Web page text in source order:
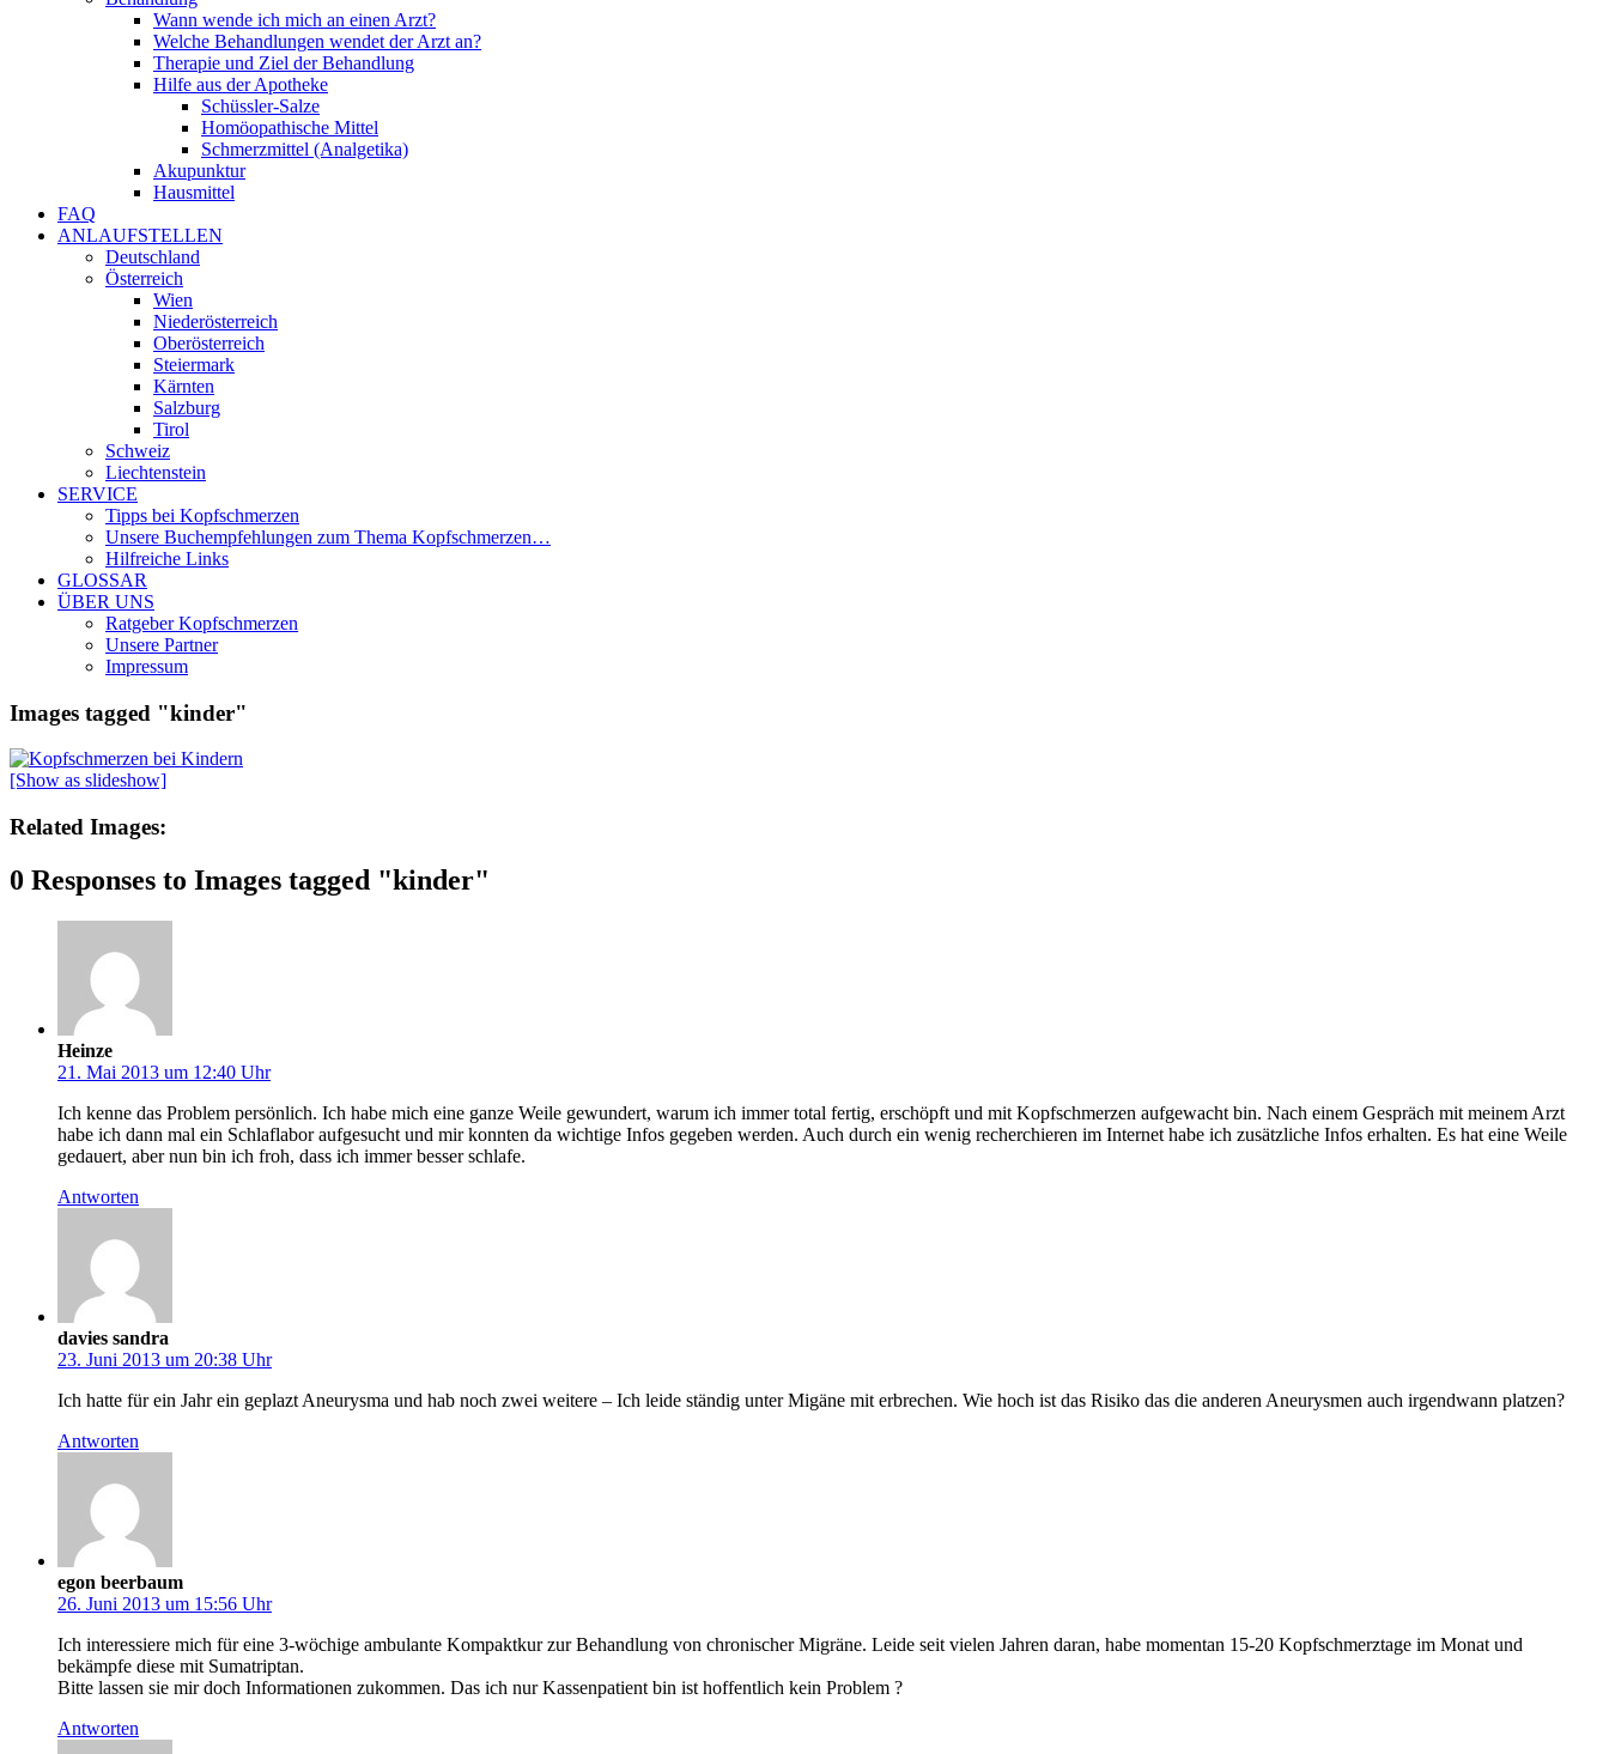
Wann wende ich mich an einen Arzt?
Welche Behandlungen wendet der Arzt an?
Therapie und Ziel der Behandlung
Hilfe aus der Apotheke
Schüssler-Salze
Homöopathische Mittel
Schmerzmittel (Analgetika)
Akupunktur
Hausmittel
FAQ
ANLAUFSTELLEN
Deutschland
Österreich
Wien
Niederösterreich
Oberösterreich
Steiermark
Kärnten
Salzburg
Tirol
Schweiz
Liechtenstein
SERVICE
Tipps bei Kopfschmerzen
Unsere Buchempfehlungen zum Thema Kopfschmerzen…
Hilfreiche Links
GLOSSAR
ÜBER UNS
Ratgeber Kopfschmerzen
Unsere Partner
Impressum
Images tagged "kinder"
[Show as slideshow]
Related Images:
0 Responses to Images tagged "kinder"
Heinze
21. Mai 2013 um 12:40 Uhr
Ich kenne das Problem persönlich. Ich habe mich eine ganze Weile gewundert, warum ich immer total fertig, erschöpft und mit Kopfschmerzen aufgewacht bin. Nach einem Gespräch mit meinem Arzt
habe ich dann mal ein Schlaflabor aufgesucht und mir konnten da wichtige Infos gegeben werden. Auch durch ein wenig recherchieren im Internet habe ich zusätzliche Infos erhalten. Es hat eine Weile
gedauert, aber nun bin ich froh, dass ich immer besser schlafe.
Antworten
davies sandra
23. Juni 2013 um 20:38 Uhr
Ich hatte für ein Jahr ein geplazt Aneurysma und hab noch zwei weitere – Ich leide ständig unter Migäne mit erbrechen. Wie hoch ist das Risiko das die anderen Aneurysmen auch irgendwann platzen?
Antworten
egon beerbaum
26. Juni 2013 um 15:56 Uhr
Ich interessiere mich für eine 3-wöchige ambulante Kompaktkur zur Behandlung von chronischer Migräne. Leide seit vielen Jahren daran, habe momentan 15-20 Kopfschmerztage im Monat und
bekämpfe diese mit Sumatriptan.
Bitte lassen sie mir doch Informationen zukommen. Das ich nur Kassenpatient bin ist hoffentlich kein Problem ?
Antworten